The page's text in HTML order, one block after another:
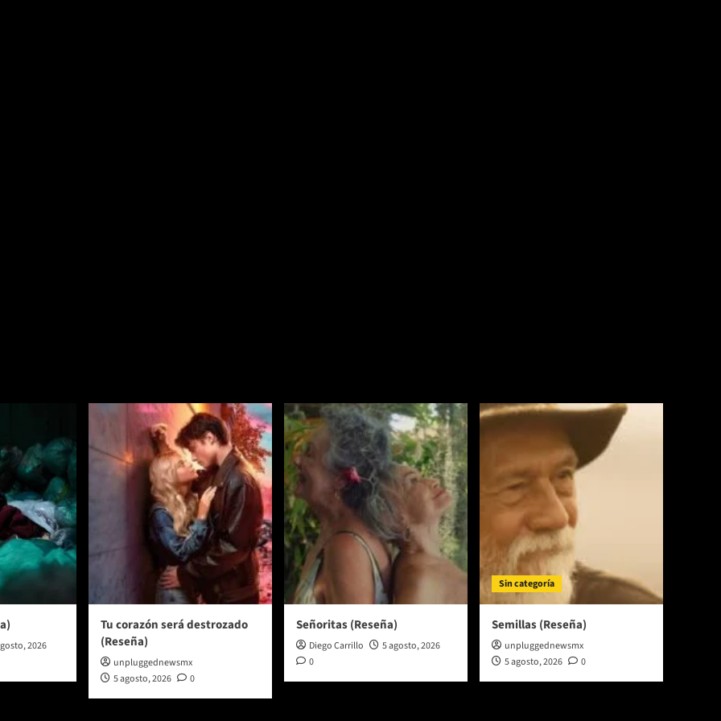
2026
Tu corazón será destrozado
(Reseña)
unpluggednewsmx
5 agosto, 2026
0
Señoritas (Reseña)
Diego Carrillo
5 agosto, 2026
0
Sin categoría
Semillas (Reseña)
unpluggednewsmx
5 agosto, 2026
0